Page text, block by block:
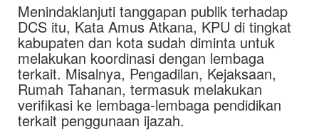
Menindaklanjuti tanggapan publik terhadap
DCS itu, Kata Amus Atkana, KPU di tingkat
kabupaten dan kota sudah diminta untuk
melakukan koordinasi dengan lembaga
terkait. Misalnya, Pengadilan, Kejaksaan,
Rumah Tahanan, termasuk melakukan
verifikasi ke lembaga-lembaga pendidikan
terkait penggunaan ijazah.